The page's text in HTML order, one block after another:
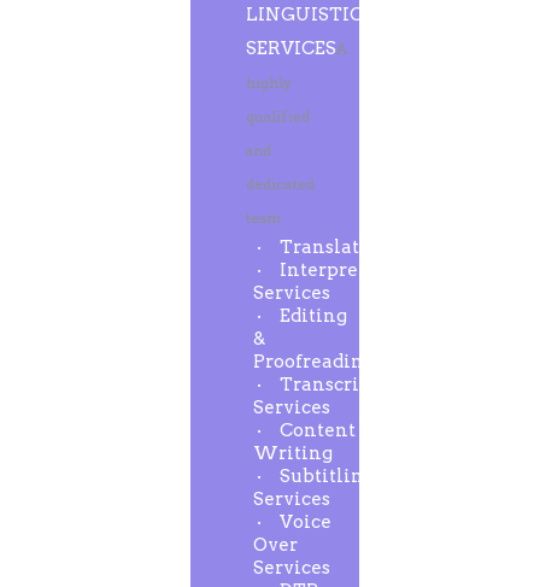
LINGUISTIC
SERVICESA
highly
qualified
and
dedicated
team
Translation
Interpreting
Services
Editing
&
Proofreading
Transcription
Services
Content
Writing
Subtitling
Services
Voice
Over
Services